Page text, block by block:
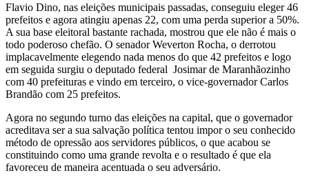
Flavio Dino, nas eleições municipais passadas, conseguiu eleger 46
prefeitos e agora atingiu apenas 22, com uma perda superior a 50%.
A sua base eleitoral bastante rachada, mostrou que ele não é mais o
todo poderoso chefão. O senador Weverton Rocha, o derrotou
implacavelmente elegendo nada menos do que 42 prefeitos e logo
em seguida surgiu o deputado federal Josimar de Maranhãozinho
com 40 prefeituras e vindo em terceiro, o vice-governador Carlos
Brandão com 25 prefeitos.
Agora no segundo turno das eleições na capital, que o governador
acreditava ser a sua salvação política tentou impor o seu conhecido
método de opressão aos servidores públicos, o que acabou se
constituindo como uma grande revolta e o resultado é que ela
favoreceu de maneira acentuada o seu adversário.